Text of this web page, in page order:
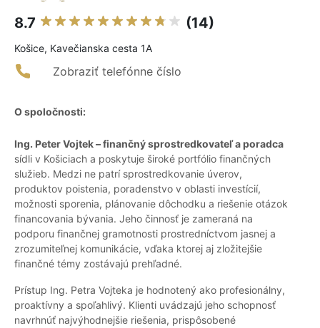
8.7 (14)
Košice, Kavečianska cesta 1A
Zobraziť telefónne číslo
O spoločnosti:
Ing. Peter Vojtek – finančný sprostredkovateľ a poradca
sídli v Košiciach a poskytuje široké portfólio finančných
služieb. Medzi ne patrí sprostredkovanie úverov,
produktov poistenia, poradenstvo v oblasti investícií,
možnosti sporenia, plánovanie dôchodku a riešenie otázok
financovania bývania. Jeho činnosť je zameraná na
podporu finančnej gramotnosti prostredníctvom jasnej a
zrozumiteľnej komunikácie, vďaka ktorej aj zložitejšie
finančné témy zostávajú prehľadné.
Prístup Ing. Petra Vojteka je hodnotený ako profesionálny,
proaktívny a spoľahlivý. Klienti uvádzajú jeho schopnosť
navrhnúť najvýhodnejšie riešenia, prispôsobené